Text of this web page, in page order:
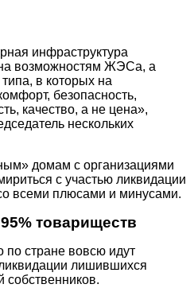
инфраструктура
возможностям ЖЭСа, а
в которых на
безопасность,
качество, а не цена»,
нескольких
домам с организациями
с участью ликвидации
всеми плюсами и минусами.
товариществ
по стране вовсю идут
лишившихся
собственников.